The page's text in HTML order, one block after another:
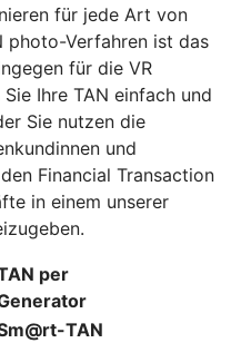
für jede Art von
photo-Verfahren ist das
für die VR
Ihre TAN einfach und
Sie nutzen die
und
Financial Transaction
in einem unserer
per
TAN